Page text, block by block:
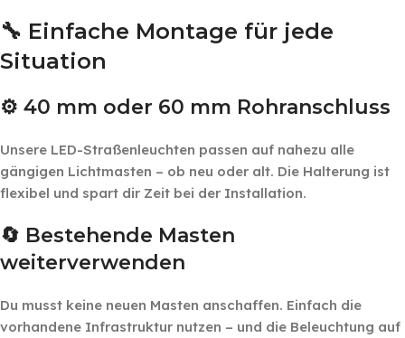
🔧 Einfache Montage für jede
Situation
⚙️ 40 mm oder 60 mm Rohranschluss
Unsere LED-Straßenleuchten passen auf nahezu alle
gängigen Lichtmasten – ob neu oder alt. Die Halterung ist
flexibel und spart dir Zeit bei der Installation.
🔄 Bestehende Masten
weiterverwenden
Du musst keine neuen Masten anschaffen. Einfach die
vorhandene Infrastruktur nutzen – und die Beleuchtung auf